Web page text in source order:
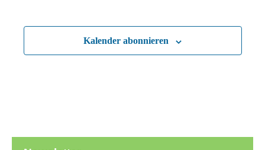
Kalender abonnieren